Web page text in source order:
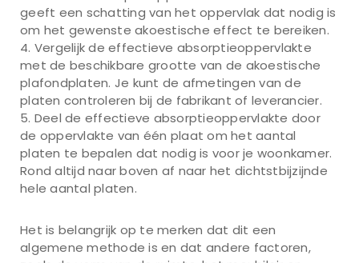
geeft een schatting van het oppervlak dat nodig is
om het gewenste akoestische effect te bereiken.
Vergelijk de effectieve absorptieoppervlakte
met de beschikbare grootte van de akoestische
plafondplaten. Je kunt de afmetingen van de
platen controleren bij de fabrikant of leverancier.
Deel de effectieve absorptieoppervlakte door
de oppervlakte van één plaat om het aantal
platen te bepalen dat nodig is voor je woonkamer.
Rond altijd naar boven af naar het dichtstbijzijnde
hele aantal platen.
Het is belangrijk op te merken dat dit een
algemene methode is en dat andere factoren,